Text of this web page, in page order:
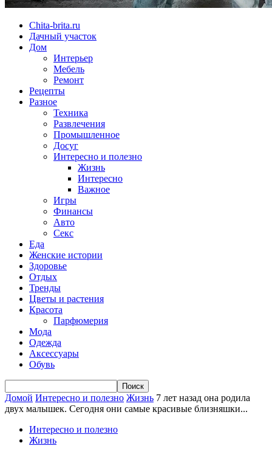
Chita-brita.ru
Дачный участок
Дом
Интерьер
Мебель
Ремонт
Рецепты
Разное
Техника
Развлечения
Промышленное
Досуг
Интересно и полезно
Жизнь
Интересно
Важное
Игры
Финансы
Авто
Секс
Еда
Женские истории
Здоровье
Отдых
Тренды
Цветы и растения
Красота
Парфюмерия
Мода
Одежда
Аксессуары
Обувь
Домой Интересно и полезно Жизнь 7 лет назад она родила
двух малышек. Сегодня они самые красивые близняшки...
Интересно и полезно
Жизнь